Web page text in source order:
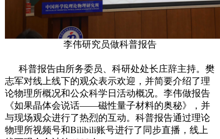
李伟研究员做科普报告
科普报告由所务委员、科研处处长庄辞主持。樊
志军对线上线下的观众表示欢迎，并简要介绍了理
论物理所概况和公众科学日活动概况。李伟做报告
《如果晶体会说话——磁性量子材料的奥秘》，并
与现场观众进行了热烈的互动。科普报告通过理论
物理所视频号和Bilibili账号进行了同步直播，线上